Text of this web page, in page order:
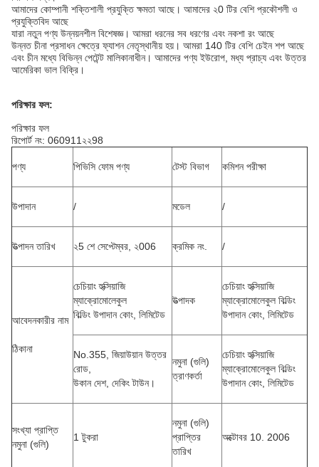
আমাদের কোম্পানী শক্তিশালী প্রযুক্তি ক্ষমতা আছে। আমাদের ২0 টির বেশি প্রকৌশলী ও
প্রযুক্তিবিদ আছে
যারা নতুন পণ্য উন্নয়নশীল বিশেষজ্ঞ। আমরা ধরনের সব ধরণের এবং নকশা রং আছে
উন্নত চীনা প্রসাধন ক্ষেত্রে ফ্যাশন নেতৃস্থানীয় হয়। আমরা 140 টির বেশি চেইন শপ আছে
এবং চীন মধ্যে বিভিন্ন পেটেন্ট মালিকানাধীন। আমাদের পণ্য ইউরোপ, মধ্য প্রাচ্য এবং উত্তর
আমেরিকা ভাল বিক্রি।
পরিক্ষার ফল:
পরিক্ষার ফল
রিপোর্ট নং: 060911২২98
পণ্য পিভিসি ফোম পণ্য টেস্ট বিভাগ কমিশন পরীক্ষা
উপাদান / মডেল /
উত্পাদন তারিখ ২5 শে সেপ্টেম্বর, ২006 ক্রমিক নং. /
আবেদনকারীর নাম
ঠিকানা
চেচিয়াং হুক্সিয়াজি
ম্যাক্রোমোলেকুল
বিল্ডিং উপাদান কোং, লিমিটেড
উত্পাদক
চেচিয়াং হুক্সিয়াজি
ম্যাক্রোমোলেকুল বিল্ডিং
উপাদান কোং, লিমিটেড
No.355, জিয়াউয়ান উত্তর
রোড,
উকান দেশ, দেকিং টাউন।
নমুনা (গুলি)
ত্রাণকর্তা
চেচিয়াং হুক্সিয়াজি
ম্যাক্রোমোলেকুল বিল্ডিং
উপাদান কোং, লিমিটেড
সংখ্যা প্রাপ্তি
নমুনা (গুলি)
1 টুকরা
নমুনা (গুলি)
প্রাপ্তির
তারিখ
অক্টোবর 10. 2006